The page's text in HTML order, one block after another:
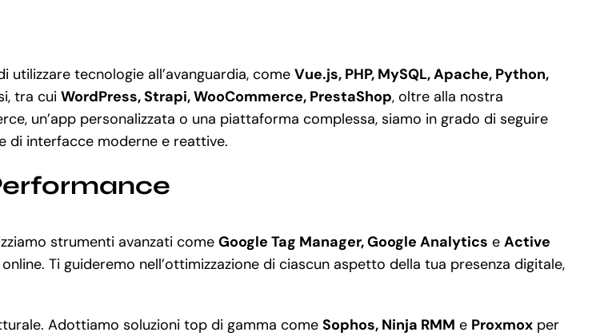
tecnologie all’avanguardia, come Vue.js, PHP, MySQL, Apache, Python,
tra cui WordPress, Strapi, WooCommerce, PrestaShop, oltre alla nostra
un’app personalizzata o una piattaforma complessa, siamo in grado di seguire
di interfacce moderne e reattive.
strumenti avanzati come Google Tag Manager, Google Analytics e Active
Ti guideremo nell’ottimizzazione di ciascun aspetto della tua presenza digitale,
Adottiamo soluzioni top di gamma come Sophos, Ninja RMM e Proxmoxper